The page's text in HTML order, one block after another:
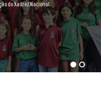
do Xadrez Nacional.